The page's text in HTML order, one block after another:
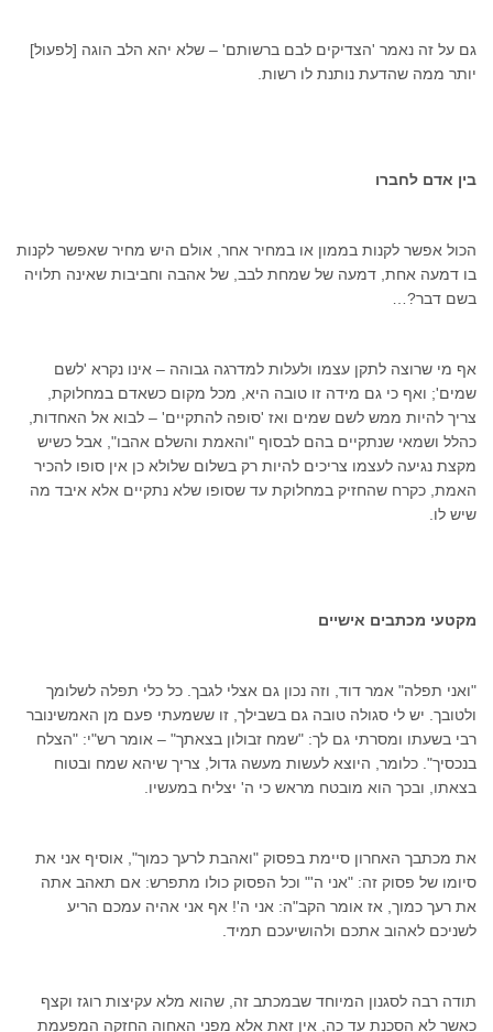
גם על זה נאמר 'הצדיקים לבם ברשותם' – שלא יהא הלב הוגה [לפעול]
יותר ממה שהדעת נותנת לו רשות.
בין אדם לחברו
הכול אפשר לקנות בממון או במחיר אחר, אולם היש מחיר שאפשר לקנות
בו דמעה אחת, דמעה של שמחת לבב, של אהבה וחביבות שאינה תלויה
בשם דבר?…
אף מי שרוצה לתקן עצמו ולעלות למדרגה גבוהה ­– אינו נקרא 'לשם
שמים'; ואף כי גם מידה זו טובה היא, מכל מקום כשאדם במחלוקת,
צריך להיות ממש לשם שמים ואז 'סופה להתקיים' – לבוא אל האחדות,
כהלל ושמאי שנתקיים בהם לבסוף "והאמת והשלם אהבו", אבל כשיש
מקצת נגיעה לעצמו צריכים להיות רק בשלום שלולא כן אין סופו להכיר
האמת, כקרח שהחזיק במחלוקת עד שסופו שלא נתקיים אלא איבד מה
שיש לו.
מקטעי מכתבים אישיים
"ואני תפלה" אמר דוד, וזה נכון גם אצלי לגבך. כל כלי תפלה לשלומך
ולטובך. יש לי סגולה טובה גם בשבילך, זו ששמעתי פעם מן האמשינובר
רבי בשעתו ומסרתי גם לך: "שמח זבולון בצאתך" – אומר רש"י: "הצלח
בנכסיך". כלומר, היוצא לעשות מעשה גדול, צריך שיהא שמח ובטוח
בצאתו, ובכך הוא מובטח מראש כי ה' יצליח במעשיו.
את מכתבך האחרון סיימת בפסוק "ואהבת לרעך כמוך", אוסיף אני את
סיומו של פסוק זה: "אני ה'" וכל הפסוק כולו מתפרש: אם תאהב אתה
את רעך כמוך, אז אומר הקב"ה: אני ה'! אף אני אהיה עמכם הריע
לשניכם לאהוב אתכם ולהושיעכם תמיד.
תודה רבה לסגנון המיוחד שבמכתב זה, שהוא מלא עקיצות רוגז וקצף
כאשר לא הסכנת עד כה, אין זאת אלא מפני האחוה החזקה המפעמת